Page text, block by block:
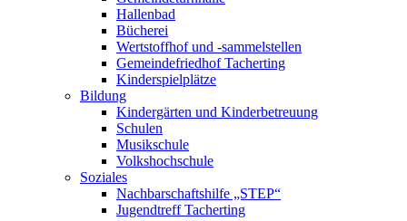
Hallenbad
Bücherei
Wertstoffhof und -sammelstellen
Gemeindefriedhof Tacherting
Kinderspielplätze
Bildung
Kindergärten und Kinderbetreuung
Schulen
Musikschule
Volkshochschule
Soziales
Nachbarschaftshilfe „STEP“
Jugendtreff Tacherting